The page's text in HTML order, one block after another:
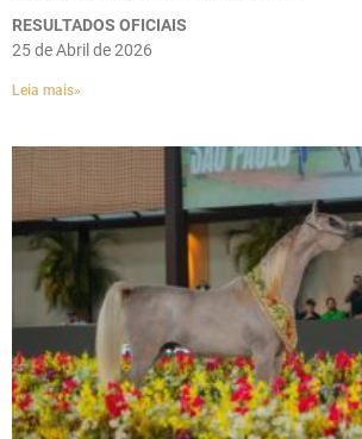
RESULTADOS OFICIAIS
25 de Abril de 2026
Leia mais»